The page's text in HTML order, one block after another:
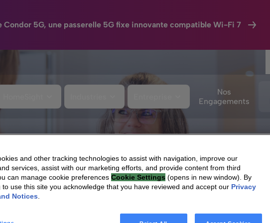
Condor 5G, une passerelle 5G fixe innovante compatible Wi-Fi 7
Nos
Engagements
and other tracking technologies to assist with navigation, improve our
services, assist with our marketing efforts, and provide content from third
can manage cookie preferences Cookie Settings (opens in new window). By
to use this site you acknowledge that you have reviewed and accept our Privacy
Notices